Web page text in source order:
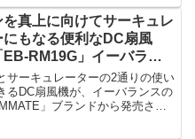
を真上に向けてサーキュレ
にもなる便利なDC扇風
EB-RM19G」イーバラン
発売！
サーキュレーターの2通りの使い
るDC扇風機が、イーバランスの
」ブランドから発売され